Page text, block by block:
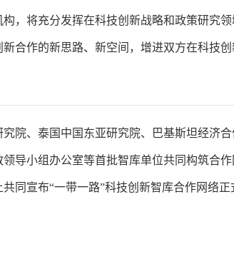
，将充分发挥在科技创新战略和政策研究
合作的新思路、新空间，增进双方在科技
院、泰国中国东亚研究院、巴基斯坦经济
导小组办公室等首批智库单位共同构筑合
同宣布“一带一路”科技创新智库合作网络